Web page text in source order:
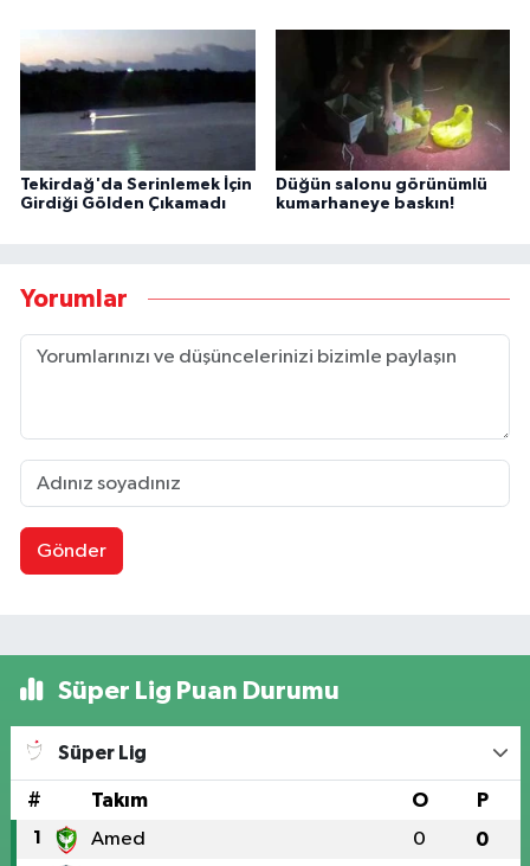
Tekirdağ'da Serinlemek İçin
Girdiği Gölden Çıkamadı
Düğün salonu görünümlü
kumarhaneye baskın!
Yorumlar
Gönder
Süper Lig Puan Durumu
Süper Lig
# Takım O P
1 Amed 0 0